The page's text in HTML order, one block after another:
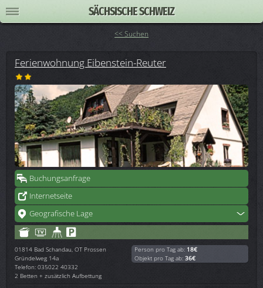
SÄCHSISCHE SCHWEIZ
<< Suchen
Ferienwohnung Eibenstein-Reuter
Buchungsanfrage
Internetseite
Geografische Lage
01814 Bad Schandau, OT Prossen
Gründelweg 14a
Telefon: 035022 40332
2 Betten + zusätzlich Aufbettung
Person pro Tag ab: 18€
Objekt pro Tag ab: 36€